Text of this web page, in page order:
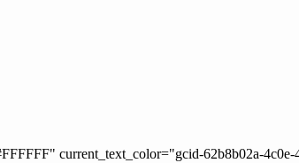
current_text_color="gcid-62b8b02a-